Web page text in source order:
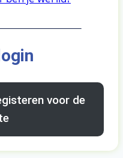
voor de